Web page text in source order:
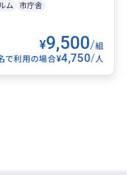
ム 市庁舎
¥9,500/組
で利用の場合¥4,750/人